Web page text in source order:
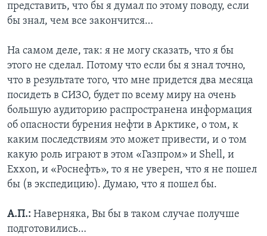
представить, что бы я думал по этому поводу, если
бы знал, чем все закончится…
На самом деле, так: я не могу сказать, что я бы
этого не сделал. Потому что если бы я знал точно,
что в результате того, что мне придется два месяца
посидеть в СИЗО, будет по всему миру на очень
большую аудиторию распространена информация
об опасности бурения нефти в Арктике, о том, к
каким последствиям это может привести, и о том
какую роль играют в этом «Газпром» и Shell, и
Exxon, и «Роснефть», то я не уверен, что я не пошел
бы (в экспедицию). Думаю, что я пошел бы.
А.П.: Наверняка, Вы бы в таком случае получше
подготовились…